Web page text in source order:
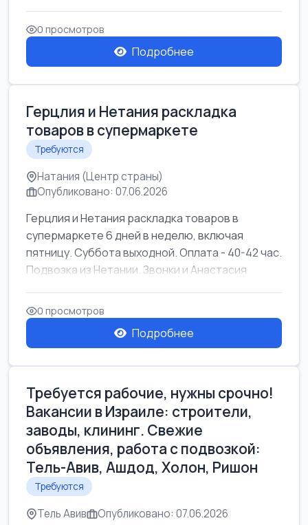
0 просмотров
Подробнее
Герцлия и Нетания раскладка
товаров в супермаркете
Требуются
Натания (Центр страны)
Опубликовано: 07.06.2026
Герцлия и Нетания раскладка товаров в
супермаркете 6 дней в неделю, включая
пятницу. Суббота выходной. Оплата - 40-42 час.
Подвозка из Нетании. Звонки и Анастасия
0 просмотров
Подробнее
Требуется рабочие, нужны срочно!
Вакансии в Израиле: строители,
заводы, клининг. Свежие
объявления, работа с подвозкой:
Тель-Авив, Ашдод, Холон, Ришон
Требуются
Тель Авив Опубликовано: 07.06.2026